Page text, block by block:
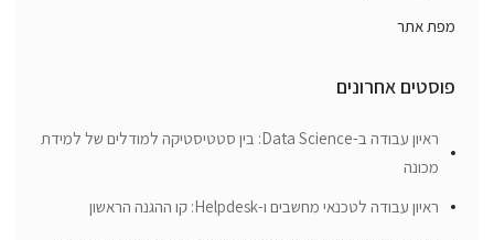
מפת אתר
פוסטים אחרונים
ראיון עבודה ב-Data Science: בין סטטיסטיקה למודלים של למידת
מכונה
ראיון עבודה לטכנאי מחשבים ו-Helpdesk: קו ההגנה הראשון